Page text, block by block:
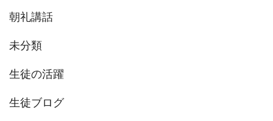
朝礼講話
未分類
生徒の活躍
生徒ブログ